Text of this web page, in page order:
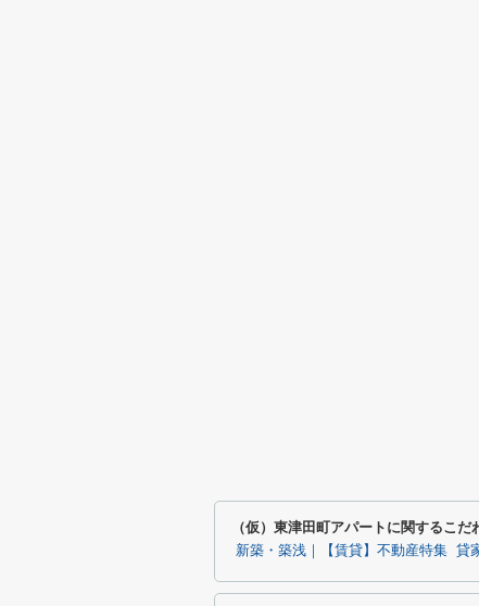
（仮）東津田町アパートに関するこだ
新築・築浅｜【賃貸】不動産特集 貸